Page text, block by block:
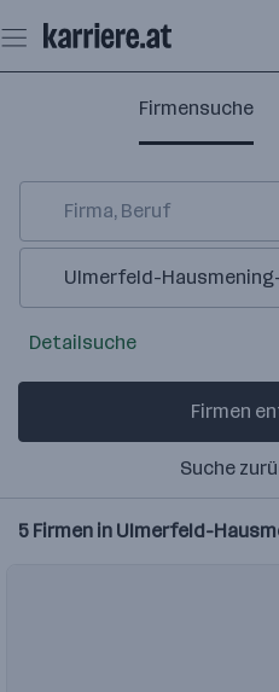
Seiteninhalt
springen
Firmensuche
5 Firmen in Ulmerfeld-
Detailsuche
Firmen
Suche